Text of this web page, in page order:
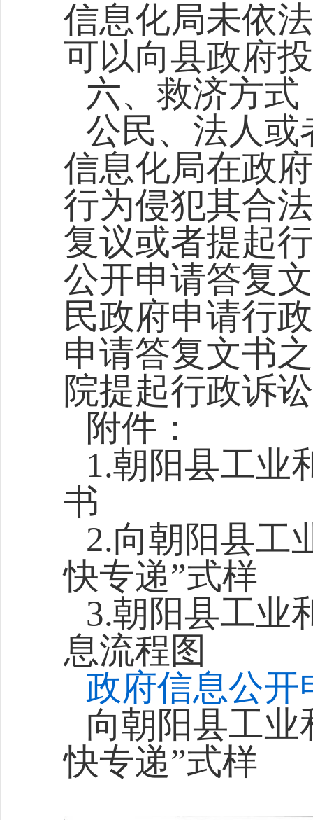
信息化局未依
可以向县政府
六、救济方式
公民、法人或
信息化局在政
行为侵犯其合
复议或者提起
公开申请答复
民政府申请行
申请答复文书
院提起行政诉
附件：
1.朝阳县工业
书
2.向朝阳县工
快专递”式样
3.朝阳县工业
息流程图
政府信息公开
向朝阳县工业
快专递”式样